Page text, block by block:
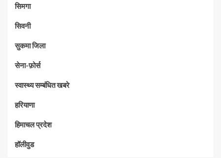
सिमगा
सिवनी
सुकमा जिला
सेना-फ़ोर्स
स्वास्थ्य सम्बंधित खबरे
हरियाणा
हिमाचल प्रदेश
हॉलीवुड